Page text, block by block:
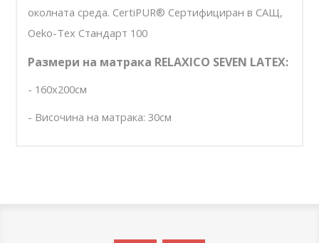
околната среда. CertiPUR® Сертифициран в САЩ,
Oeko-Tex Стандарт 100
Размери на матрака RELAXICO SEVEN LATEX:
- 160х200см
- Височина на матрака: 30см